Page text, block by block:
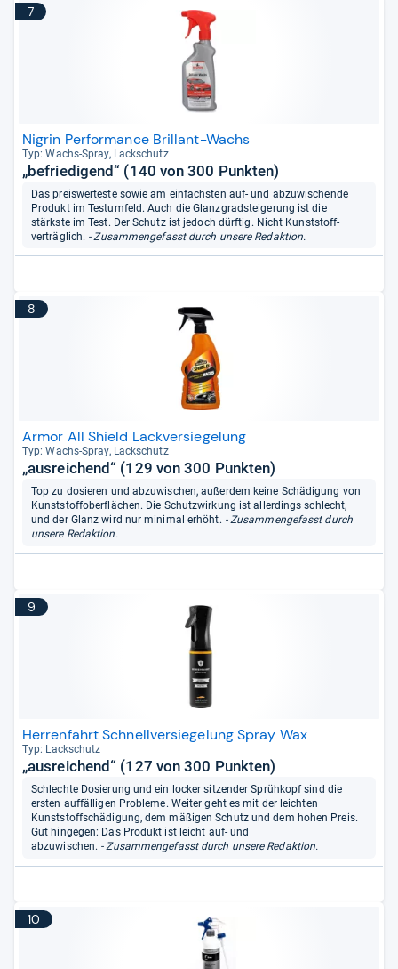
7
Nigrin Performance Brillant-Wachs
Typ: Wachs-​Spray, Lack­schutz
„befriedigend“ (140 von 300 Punkten)
Das preiswerteste sowie am einfachsten auf- und abzuwischende
Produkt im Testumfeld. Auch die Glanzgradsteigerung ist die
stärkste im Test. Der Schutz ist jedoch dürftig. Nicht Kunststoff-
verträglich. - Zusammengefasst durch unsere Redaktion.
8
Armor All Shield Lackversiegelung
Typ: Wachs-​Spray, Lack­schutz
„ausreichend“ (129 von 300 Punkten)
Top zu dosieren und abzuwischen, außerdem keine Schädigung von
Kunststoffoberflächen. Die Schutzwirkung ist allerdings schlecht,
und der Glanz wird nur minimal erhöht. - Zusammengefasst durch
unsere Redaktion.
9
Herrenfahrt Schnellversiegelung Spray Wax
Typ: Lack­schutz
„ausreichend“ (127 von 300 Punkten)
Schlechte Dosierung und ein locker sitzender Sprühkopf sind die
ersten auffälligen Probleme. Weiter geht es mit der leichten
Kunststoffschädigung, dem mäßigen Schutz und dem hohen Preis.
Gut hingegen: Das Produkt ist leicht auf- und
abzuwischen. - Zusammengefasst durch unsere Redaktion.
10